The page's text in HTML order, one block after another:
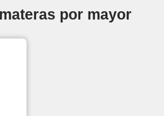
por mayor